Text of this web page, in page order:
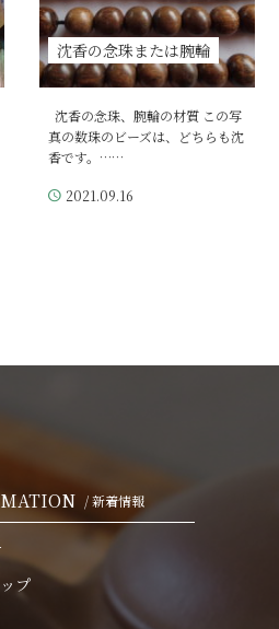
沈香の念珠または腕輪
沈香の念珠、腕輪の材質 この写
真の数珠のビーズは、どちらも沈
香です。……
2021.09.16
/ 新着情報
プ